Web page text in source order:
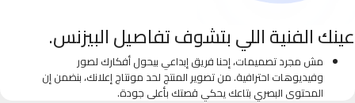
عينك الفنية اللي بتشوف تفاصيل البيزنس.
مش مجرد تصميمات، إحنا فريق إبداعي بيحول أفكارك لصور
وفيديوهات احترافية. من تصوير المنتج لحد مونتاج إعلانك، بنضمن إن
المحتوى البصري بتاعك يحكي قصتك بأعلى جودة.